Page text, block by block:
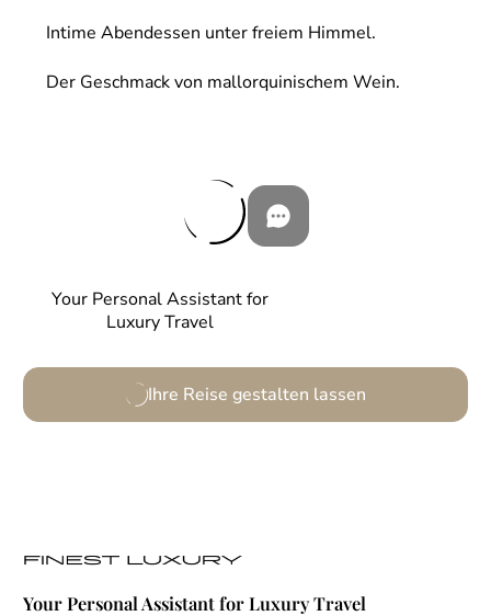
Your Personal Assistant for
Luxury Travel
Ihre Reise gestalten lassen
Intime Abendessen unter freiem Himmel.
Der Geschmack von mallorquinischem Wein.
Your Personal Assistant for Luxury Travel